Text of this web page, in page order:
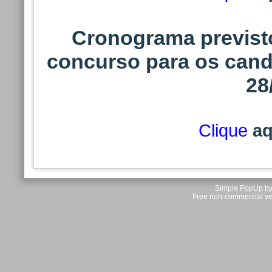
Cronograma
concurso para os
Clique
Simple PopUp
Free non-commercial